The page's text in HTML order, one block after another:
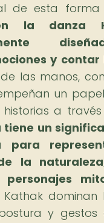
de esta forma
la danza
y contar
las manos,
un
a
tiene un
la
Kathak
y